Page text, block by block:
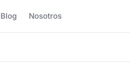
Blog Nosotros